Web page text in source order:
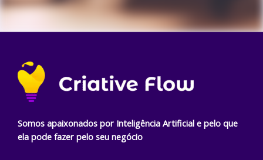
Somos apaixonados por Inteligência Artificial e pelo que
ela pode fazer pelo seu negócio